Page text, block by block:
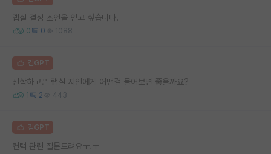
랩실 결정 조언을 얻고 싶습니다.
0 0 1088
김GPT
진학하고픈 랩실 지인에게 어떤걸 물어보면 좋을까요?
1 2 443
김GPT
컨택 관련 질문드려요ㅜ.ㅜ